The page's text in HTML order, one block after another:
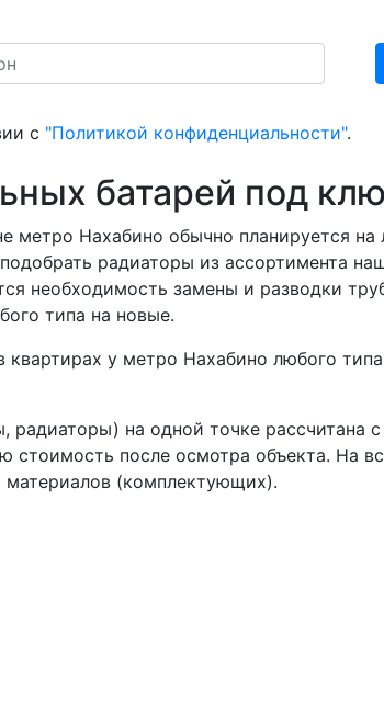
с "Политикой конфиденциальности".
батарей под
метро Нахабино обычно планируется на
радиаторы из ассортимента
необходимость замены и разводки
типа на новые.
у метро Нахабино любого
радиаторы) на одной точке рассчитана
стоимость после осмотра объекта. На
материалов (комплектующих).